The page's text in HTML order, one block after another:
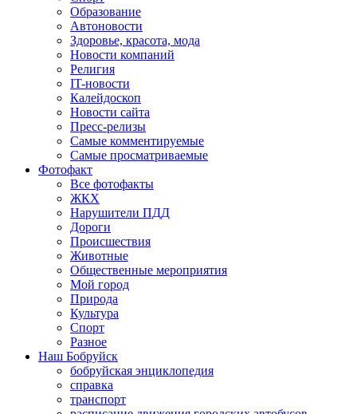
Образование
Автоновости
Здоровье, красота, мода
Новости компаний
Религия
IT-новости
Калейдоскоп
Новости сайта
Пресс-релизы
Самые комментируемые
Самые просматриваемые
Фотофакт
Все фотофакты
ЖКХ
Нарушители ПДД
Дороги
Происшествия
Животные
Общественные мероприятия
Мой город
Природа
Культура
Спорт
Разное
Наш Бобруйск
бобруйская энциклопедия
справка
транспорт